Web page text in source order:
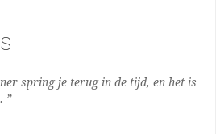
spring je terug in de tijd, en het is
”